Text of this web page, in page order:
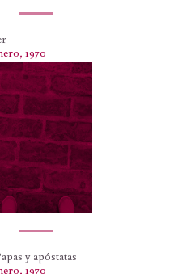
1970
y apóstatas
1970